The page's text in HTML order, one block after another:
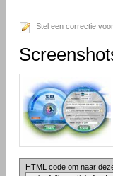
Stel een correctie voor
HTML code om naar